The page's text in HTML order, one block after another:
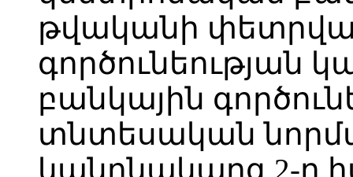
թվականի
գործունեության
բանկային
տնտեսական
կանոնակարգ 2-ը